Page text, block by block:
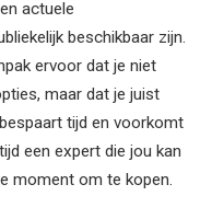
actuele
beschikbaar zijn.
ervoor dat je niet
maar dat je juist
tijd en voorkomt
een expert die jou kan
moment om te kopen.